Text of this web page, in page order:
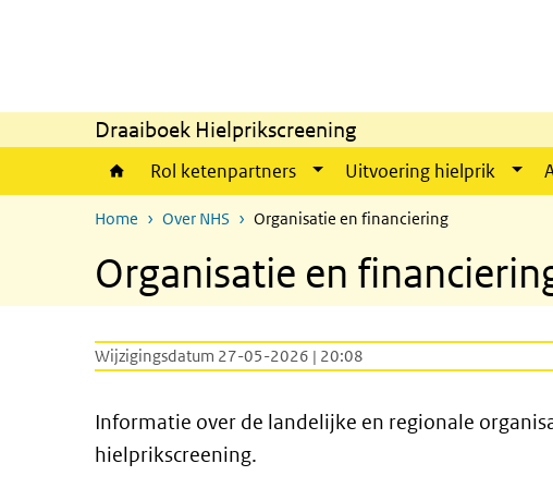
Draaiboek Hielprikscreening
Rol ketenpartners Uitvoering hielprik
Home Over NHS Organisatie en financiering
Organisatie en
Wijzigingsdatum 27-05-2026 | 20:08
Informatie over de landelijke en regionale
hielprikscreening.